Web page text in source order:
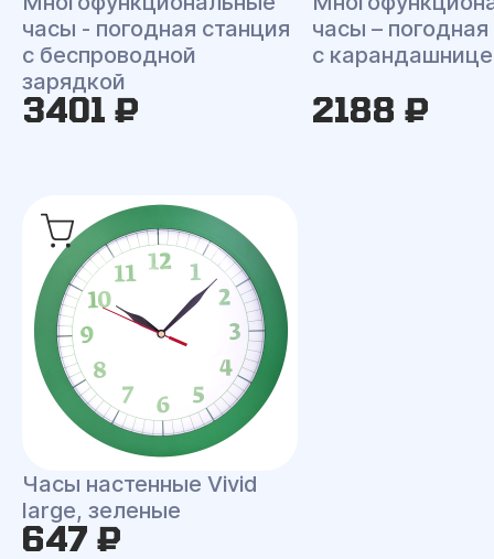
часы - погодная станция
с беспроводной
зарядкой
3401 ₽
часы –
с
2188 ₽
Часы настенные Vivid
large, зеленые
647 ₽